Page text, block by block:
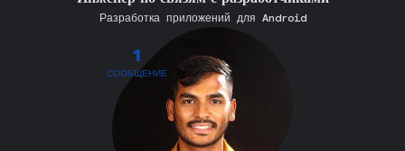
1
СООБЩЕНИЕ
Разработка приложений для Android